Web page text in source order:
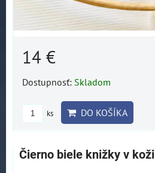
14 €
Dostupnosť: Skladom
ks DO KOŠÍKA
Čierno biele knižky v koži